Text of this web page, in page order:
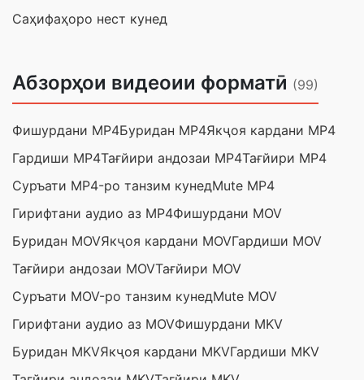
Саҳифаҳоро нест кунед
Абзорҳои видеоии форматӣ (99)
Фишурдани MP4Буридан MP4Якҷоя кардани MP4
Гардиши MP4Тағйири андозаи MP4Тағйири MP4
Суръати MP4-ро танзим кунедMute MP4
Гирифтани аудио аз MP4Фишурдани MOV
Буридан MOVЯкҷоя кардани MOVГардиши MOV
Тағйири андозаи MOVТағйири MOV
Суръати MOV-ро танзим кунедMute MOV
Гирифтани аудио аз MOVФишурдани MKV
Буридан MKVЯкҷоя кардани MKVГардиши MKV